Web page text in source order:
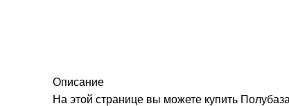
Описание
На этой странице вы можете купить